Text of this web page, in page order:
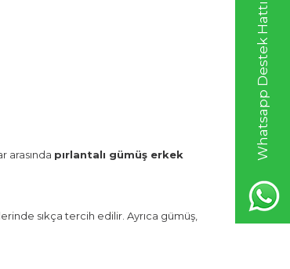
Whatsapp Destek Hattı
arasında pırlantalı gümüş erkek
sıkça tercih edilir. Ayrıca gümüş,